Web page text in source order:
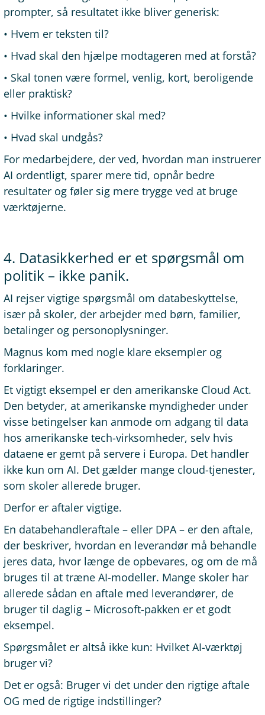
prompter, så resultatet ikke bliver generisk:
• Hvem er teksten til?
• Hvad skal den hjælpe modtageren med at forstå?
• Skal tonen være formel, venlig, kort, beroligende
eller praktisk?
• Hvilke informationer skal med?
• Hvad skal undgås?
For medarbejdere, der ved, hvordan man instruerer
AI ordentligt, sparer mere tid, opnår bedre
resultater og føler sig mere trygge ved at bruge
værktøjerne.
4. Datasikkerhed er et spørgsmål om
politik – ikke panik.
AI rejser vigtige spørgsmål om databeskyttelse,
især på skoler, der arbejder med børn, familier,
betalinger og personoplysninger.
Magnus kom med nogle klare eksempler og
forklaringer.
Et vigtigt eksempel er den amerikanske Cloud Act.
Den betyder, at amerikanske myndigheder under
visse betingelser kan anmode om adgang til data
hos amerikanske tech-virksomheder, selv hvis
dataene er gemt på servere i Europa. Det handler
ikke kun om AI. Det gælder mange cloud-tjenester,
som skoler allerede bruger.
Derfor er aftaler vigtige.
En databehandleraftale – eller DPA – er den aftale,
der beskriver, hvordan en leverandør må behandle
jeres data, hvor længe de opbevares, og om de må
bruges til at træne AI-modeller. Mange skoler har
allerede sådan en aftale med leverandører, de
bruger til daglig – Microsoft-pakken er et godt
eksempel.
Spørgsmålet er altså ikke kun: Hvilket AI-værktøj
bruger vi?
Det er også: Bruger vi det under den rigtige aftale
OG med de rigtige indstillinger?